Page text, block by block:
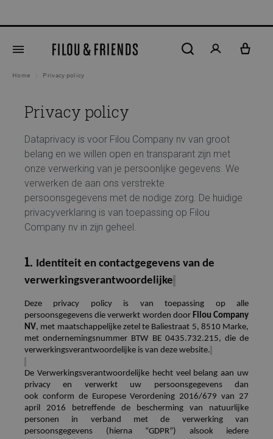
Home Privacy policy
Privacy policy
Dataprivacy is voor Filou Company nv van groot
belang en we willen open en transparant zijn met
onze verwerking van je persoonlijke gegevens. We
verwerken de aan ons verstrekte
persoonsgegevens met de nodige zorg. De huidige
privacyverklaring is van toepassing op Filou
Company nv in zijn geheel.
1. Identiteit en contactgegevens van de
verwerkingsverantwoordelijke
Deze privacy policy is van toepassing op alle
persoonsgegevens die verwerkt worden door Filou Company
NV, met maatschappelijke zetel te Baliestraat 5, 8510 Marke,
met ondernemingsnummer BTW BE 0435.732.215, die de
verwerkingsverantwoordelijke is van deze website.
De Verwerkingsverantwoordelijke hecht veel belang aan uw
privacy en verwerkt uw persoonsgegevens dan
ook conform de Europese Verordening 2016/679 van 27
april 2016
betreffende
de bescherming van natuurlijke
personen in verband met de verwerking van
persoonsgegevens (hierna “GDPR”) alsook iedere